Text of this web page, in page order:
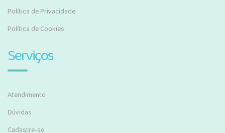
Política de Privacidade
Política de Cookies
Serviços
Atendimento
Dúvidas
Cadastre-se